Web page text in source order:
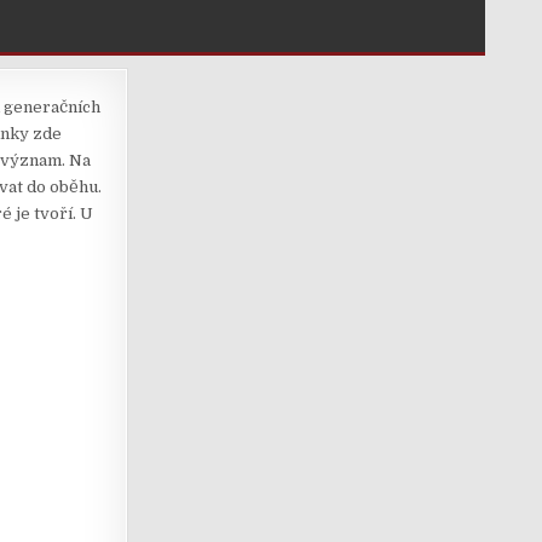
generačních
zde
Na
do oběhu.
je tvoří. U